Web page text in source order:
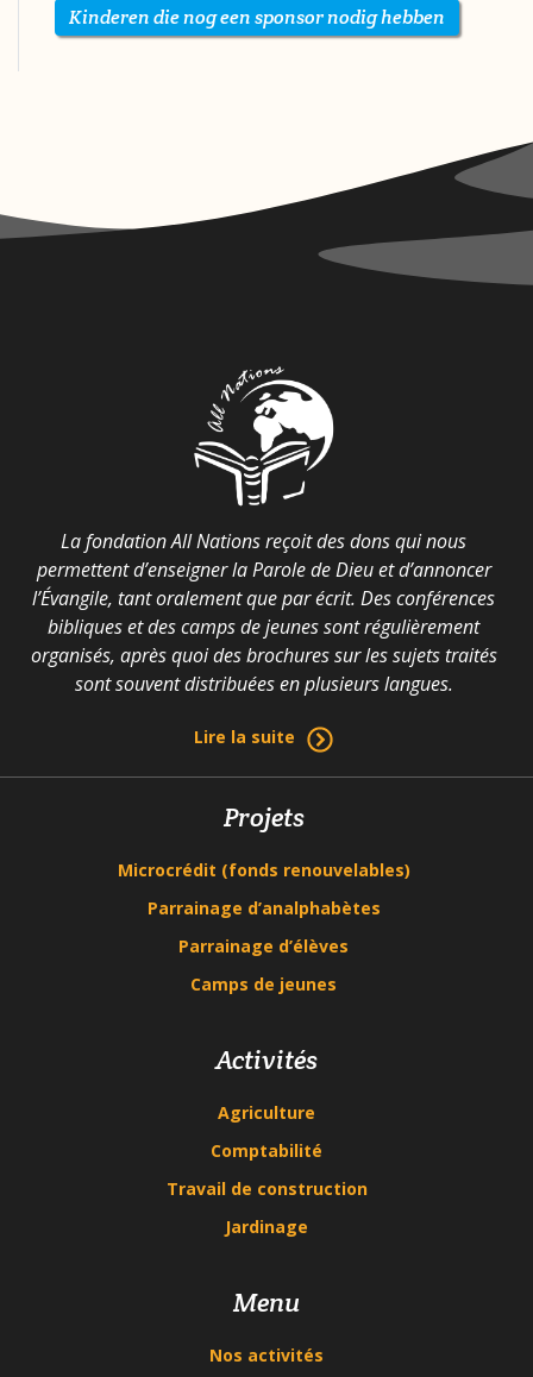
Kinderen die nog een sponsor nodig hebben
La fondation All Nations reçoit des dons qui nous
permettent d’enseigner la Parole de Dieu et d’annoncer
l’Évangile, tant oralement que par écrit. Des conférences
bibliques et des camps de jeunes sont régulièrement
organisés, après quoi des brochures sur les sujets traités
sont souvent distribuées en plusieurs langues.
Lire la suite
Projets
Microcrédit (fonds renouvelables)
Parrainage d’analphabètes
Parrainage d’élèves
Camps de jeunes
Activités
Agriculture
Comptabilité
Travail de construction
Jardinage
Menu
Nos activités